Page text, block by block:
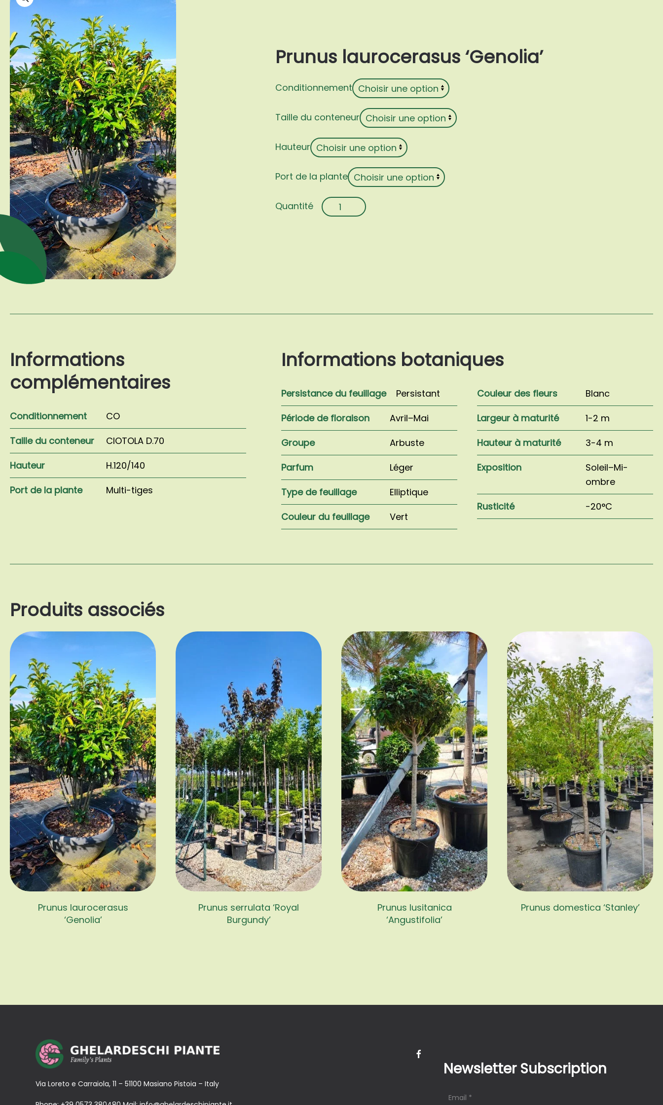
Prunus laurocerasus ‘Genolia’
Conditionnement
Taille du conteneur
Hauteur
Port de la plante
quantité
de
Informations
complémentaires
Conditionnement
CO
Taille du conteneur
CIOTOLA D.70
Hauteur
H.120/140
Port de la plante
Multi-tiges
Informations botaniques
Persistance du feuillage
Persistant
Période de floraison
Avril–Mai
Groupe
Arbuste
Parfum
Léger
Type de feuillage
Elliptique
Couleur du feuillage
Vert
Couleur des fleurs
Blanc
Largeur à maturité
1-2 m
Hauteur à maturité
3-4 m
Exposition
Soleil–Mi-
ombre
Rusticité
-20°C
Produits associés
Prunus laurocerasus
‘Genolia’
Prunus serrulata ‘Royal
Burgundy’
Prunus lusitanica
‘Angustifolia’
Prunus domestica ‘Stanley’
Via Loreto e Carraiola, 11 – 51100 Masiano Pistoia – Italy
Newsletter Subscription